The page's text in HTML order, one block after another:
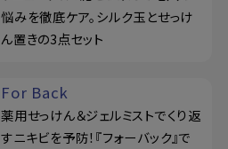
悩みを徹底ケア。シルク玉とせっけ
ん置きの3点セット
For Back
薬用せっけん＆ジェルミストでくり返
すニキビを予防！『フォーバック』で